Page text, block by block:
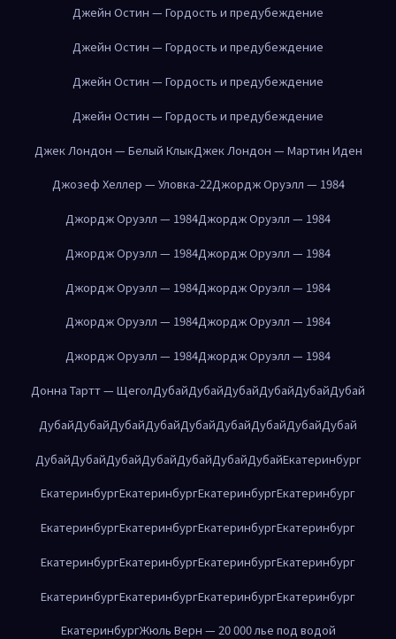
Джейн Остин — Гордость и предубеждение
Джейн Остин — Гордость и предубеждение
Джейн Остин — Гордость и предубеждение
Джейн Остин — Гордость и предубеждение
Джек Лондон — Белый КлыкДжек Лондон — Мартин Иден
Джозеф Хеллер — Уловка-22Джордж Оруэлл — 1984
Джордж Оруэлл — 1984Джордж Оруэлл — 1984
Джордж Оруэлл — 1984Джордж Оруэлл — 1984
Джордж Оруэлл — 1984Джордж Оруэлл — 1984
Джордж Оруэлл — 1984Джордж Оруэлл — 1984
Джордж Оруэлл — 1984Джордж Оруэлл — 1984
Донна Тартт — ЩеголДубайДубайДубайДубайДубайДубай
ДубайДубайДубайДубайДубайДубайДубайДубайДубай
ДубайДубайДубайДубайДубайДубайДубайЕкатеринбург
ЕкатеринбургЕкатеринбургЕкатеринбургЕкатеринбург
ЕкатеринбургЕкатеринбургЕкатеринбургЕкатеринбург
ЕкатеринбургЕкатеринбургЕкатеринбургЕкатеринбург
ЕкатеринбургЕкатеринбургЕкатеринбургЕкатеринбург
ЕкатеринбургЖюль Верн — 20 000 лье под водой